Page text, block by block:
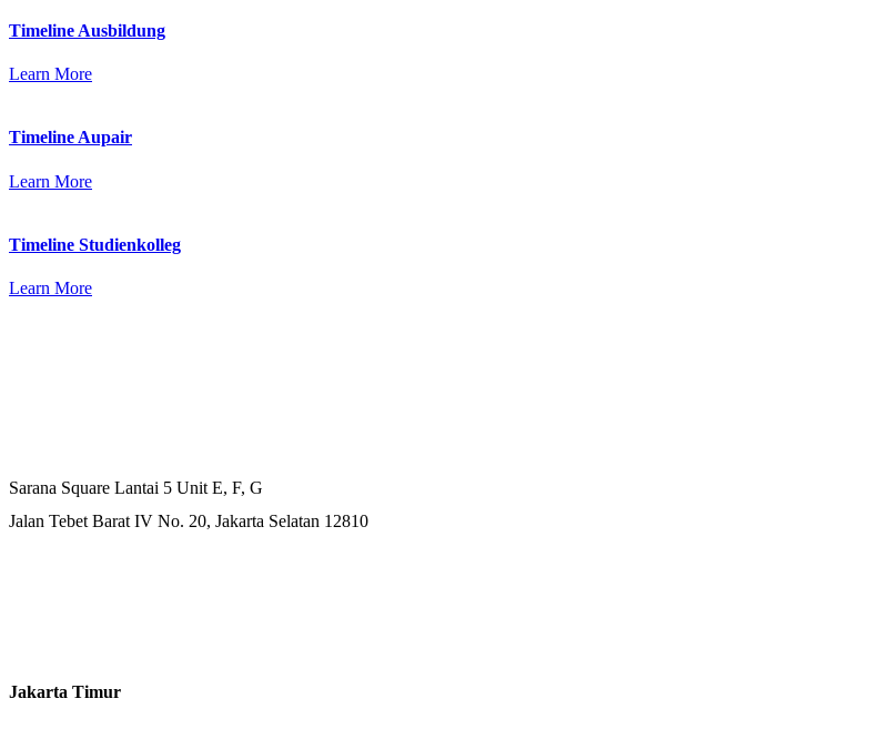
Timeline Ausbildung
Learn More
Timeline Aupair
Learn More
Timeline Studienkolleg
Learn More
Sarana Square Lantai 5 Unit E, F, G
Jalan Tebet Barat IV No. 20, Jakarta Selatan 12810
Jakarta Timur